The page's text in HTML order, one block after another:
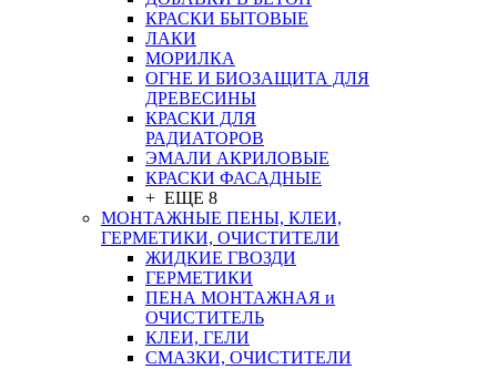
КРАСКИ БЫТОВЫЕ
ЛАКИ
МОРИЛКА
ОГНЕ И БИОЗАЩИТА ДЛЯ
ДРЕВЕСИНЫ
КРАСКИ ДЛЯ
РАДИАТОРОВ
ЭМАЛИ АКРИЛОВЫЕ
КРАСКИ ФАСАДНЫЕ
+ ЕЩЕ 8
МОНТАЖНЫЕ ПЕНЫ, КЛЕИ,
ГЕРМЕТИКИ, ОЧИСТИТЕЛИ
ЖИДКИЕ ГВОЗДИ
ГЕРМЕТИКИ
ПЕНА МОНТАЖНАЯ и
ОЧИСТИТЕЛЬ
КЛЕИ, ГЕЛИ
СМАЗКИ, ОЧИСТИТЕЛИ